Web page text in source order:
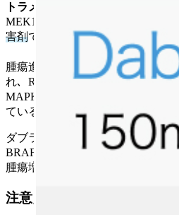
トラメチニブ
MEK1/MEK2の活性化およびキナ
害剤である｡
腫瘍進行時はMAPKシグナル伝達
れ､ RAFの
BRAFV600遺伝子変異
MAPKシグナル伝達経路を恒常的
ている｡
ダブラフェニブとトラメチニブの
BRAFとMEKを阻害することでダ
腫瘍増殖を阻害または遅延させる｡
注意点